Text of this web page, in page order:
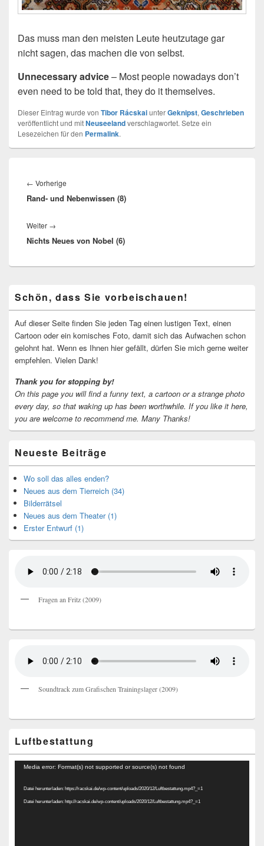
Das muss man den meisten Leute heutzutage gar
nicht sagen, das machen die von selbst.
Unnecessary advice– Most people nowadays don’t
even need to be told that, they do it themselves.
Dieser Eintrag wurde von Tibor RácskaiunterGeknipst, Geschrieben
veröffentlicht und mitNeuseelandverschlagwortet. Setze ein
Lesezeichen für den Permalink.
← Vorherige
Beitrag:
Rand- und Nebenwissen (8)
Weiter →
Beitrag:
Nichts Neues von Nobel (6)
Seitenleisten-
Widgetbereich
Schön, dass Sie vorbeischauen!
Auf dieser Seite finden Sie jeden Tag einen lustigen Text, einen
Cartoon oder ein komisches Foto, damit sich das Aufwachen schon
gelohnt hat. Wenn es Ihnen hier gefällt, dürfen Sie mich gerne weiter
empfehlen. Vielen Dank!
Thank you for stopping by!
On this page you will find a funny text, a cartoon or a strange photo
every day, so that waking up has been worthwhile. If you like it here,
you are welcome to recommend me. Many Thanks!
Neueste Beiträge
Wo soll das alles enden?
Neues aus dem Tierreich (34)
Bilderrätsel
Neues aus dem Theater (1)
Erster Entwurf (1)
Fragen an Fritz (2009)
Soundtrack zum Grafischen Trainingslager (2009)
Luftbestattung
Video-
Media error: Format(s) not supported or source(s) not found
Datei herunterladen: https://racskai.de/wp-content/uploads/2020/12/Luftbestattung.mp4?_=1
Datei herunterladen: http://racskai.de/wp-content/uploads/2020/12/Luftbestattung.mp4?_=1